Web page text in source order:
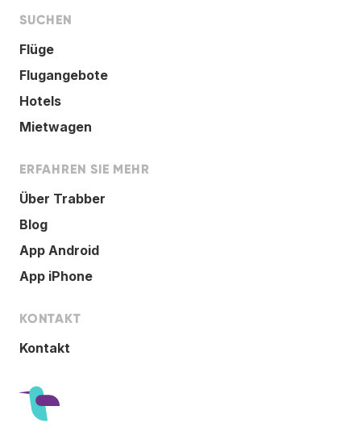
SUCHEN
Flüge
Flugangebote
Hotels
Mietwagen
ERFAHREN SIE MEHR
Über Trabber
Blog
App Android
App iPhone
KONTAKT
Kontakt